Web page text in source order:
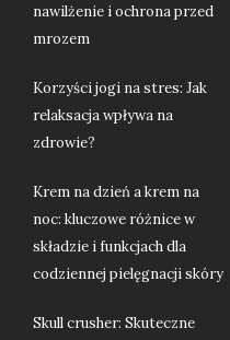
nawilżenie i ochrona przed
mrozem
Korzyści jogi na stres: Jak
relaksacja wpływa na
zdrowie?
Krem na dzień a krem na
noc: kluczowe różnice w
składzie i funkcjach dla
codziennej pielęgnacji skóry
Skull crusher: Skuteczne